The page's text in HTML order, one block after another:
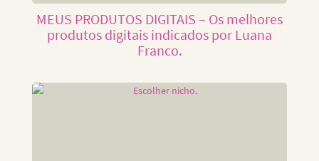
MEUS PRODUTOS DIGITAIS – Os melhores
produtos digitais indicados por Luana
Franco.